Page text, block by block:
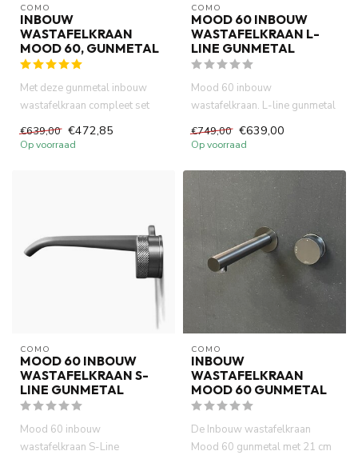
COMO
INBOUW
WASTAFELKRAAN
MOOD 60, GUNMETAL
Met deze gunmetal inbouw
wastafelkraan compleet set
€639,00 €472,85
Op voorraad
COMO
MOOD 60 INBOUW
WASTAFELKRAAN L-
LINE GUNMETAL
Mood 60 inbouw
wastafelkraan. L-line gunmetal
mm) v...
€749,00 €639,00
Op voorraad
COMO
MOOD 60 INBOUW
WASTAFELKRAAN S-
LINE GUNMETAL
Mood 60 inbouw
wastafelkraan S-Line
COMO
INBOUW
WASTAFELKRAAN
MOOD 60 GUNMETAL
De Inbouw wastafelkraan
Mood 60 gunmetal met 21 cm